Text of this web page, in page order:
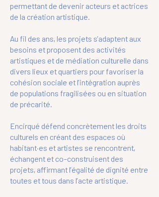
permettant de devenir acteurs et actrices
de la création artistique.
Au fil des ans, les projets s’adaptent aux
besoins et proposent des activités
artistiques et de médiation culturelle dans
divers lieux et quartiers pour favoriser la
cohésion sociale et l’intégration auprès
de populations fragilisées ou en situation
de précarité.
Encirqué défend concrètement les droits
culturels en créant des espaces où
habitant·es et artistes se rencontrent,
échangent et co-construisent des
projets, affirmant l’égalité de dignité entre
toutes et tous dans l’acte artistique.